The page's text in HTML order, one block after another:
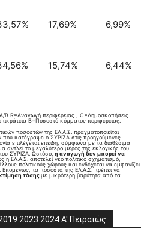
17,69% 6,99%
15,74% 6,44%
B​ R=Aναγωγή περιφέρειας , C=Δημοσκοπήσεις
B=Ποσοστό κόμματος περιφέρειας.
ποσοστών της ΕΛ.Α.Σ. πραγματοποιείται
κατέγραψε ο ΣΥΡΙΖΑ στις προηγούμενες
επιλέγεται επειδή, σύμφωνα με τα διαθέσιμα
αντλεί το μεγαλύτερο μέρος της εκλογικής του
ΣΥΡΙΖΑ. Ωστόσο, η αναγωγή δεν μπορεί να
η ΕΛ.Α.Σ. αποτελεί νέο πολιτικό σχηματισμό,
πολιτικούς χώρους και ενδέχεται να εμφανίζει
Επομένως, τα ποσοστά της ΕΛ.Α.Σ. πρέπει να
τάσηςμε μικρότερη βαρύτητα από τα
2023 2024 Α' Πειραιώς